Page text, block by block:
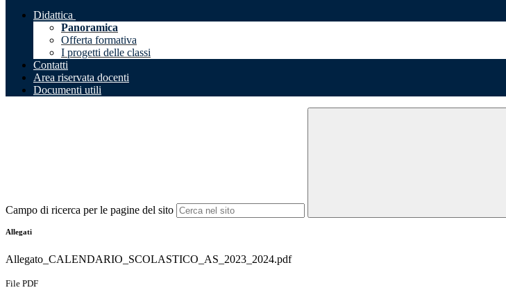
Didattica
Panoramica
Offerta formativa
I progetti delle classi
Contatti
Area riservata docenti
Documenti utili
Campo di ricerca per le pagine del sito
Allegati
Allegato_CALENDARIO_SCOLASTICO_AS_2023_2024.pdf
File PDF